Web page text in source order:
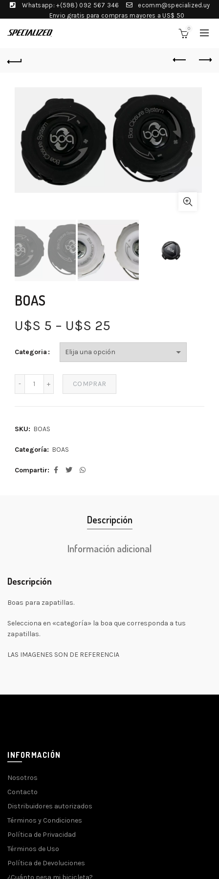
Whatsapp: +(598) 092 567 346
ecomm@specialized.uy
Envio gratis para compras mayores a US$ 50
0
BOAS
U$S 5 – U$S 25
Categoria
COMPRAR
SKU: BOAS
Categoría: BOAS
Compartir
Descripción
Información adicional
Descripción
Boas para zapatillas.
Selecciona en «categoría» la boa que corresponda a tus
zapatillas.
LAS IMAGENES SON DE REFERENCIA
INFORMACIÓN
Nosotros
Contacto
Distribuidores autorizados
Términos y Condiciones
Política de Privacidad
Términos de Uso
Política de Devoluciones